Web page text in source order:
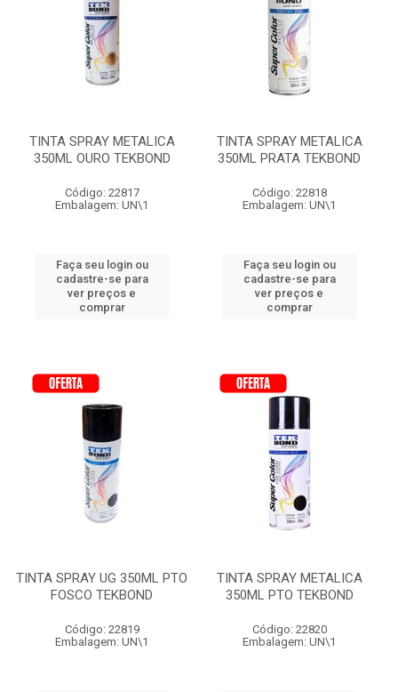
TINTA SPRAY METALICA
350ML OURO TEKBOND
Código: 22817
Embalagem: UN\1
Faça seu login ou
cadastre-se para
ver preços e
comprar
TINTA SPRAY METALICA
350ML PRATA TEKBOND
Código: 22818
Embalagem: UN\1
Faça seu login ou
cadastre-se para
ver preços e
comprar
TINTA SPRAY UG 350ML PTO
FOSCO TEKBOND
Código: 22819
Embalagem: UN\1
TINTA SPRAY METALICA
350ML PTO TEKBOND
Código: 22820
Embalagem: UN\1